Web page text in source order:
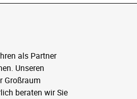
als Partner
Unseren
Großraum
beraten wir Sie